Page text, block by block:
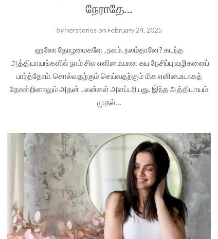
நேராதே…
byherstories on February 24, 2025
ஹலோ தோழமைகளே , நலம். நலம்தானே? கடந்த
அத்தியாயங்களில் நாம் சில எளிமையான சுய நேசிப்பு வழிகளைப்
பார்த்தோம். சொல்வதற்கும் செய்வதற்கும் மிக எளிமையாகத்
தோன்றினாலும் அதன் பலன்கள் அளப்பரியது. இந்த அத்தியாயம்
முதல்…